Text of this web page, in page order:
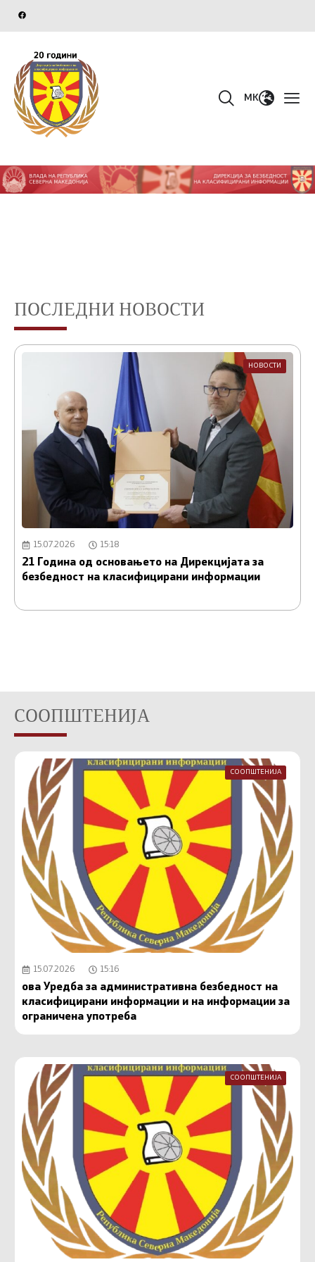
MK
ПОСЛЕДНИ НОВОСТИ
НОВОСТИ
15.07.2026 15:18
21 Година од основањето на Дирекцијата за
безбедност на класифицирани информации
СООПШТЕНИЈА
СООПШТЕНИЈА
15.07.2026 15:16
ова Уредба за административна безбедност на
класифицирани информации и на информации за
ограничена употреба
СООПШТЕНИЈА